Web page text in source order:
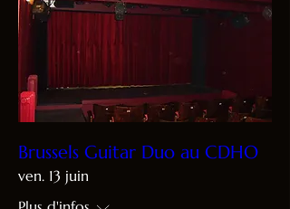
Brussels Guitar Duo au CDHO
ven. 13 juin